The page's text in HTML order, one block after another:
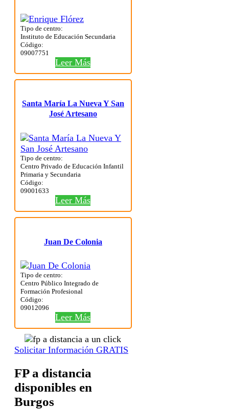
Tipo de centro:
Instituto de Educación Secundaria
Código:
09007751
Leer Más
Santa María La Nueva Y San
José Artesano
Tipo de centro:
Centro Privado de Educación Infantil
Primaria y Secundaria
Código:
09001633
Leer Más
Juan De Colonia
Tipo de centro:
Centro Público Integrado de
Formación Profesional
Código:
09012096
Leer Más
Solicitar Información GRATIS
FP a distancia
disponibles en
Burgos